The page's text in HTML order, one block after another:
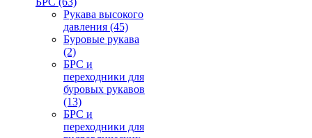
Рукава высокого
давления (45)
Буровые рукава
(2)
БРС и
переходники для
буровых рукавов
(13)
БРС и
переходники для